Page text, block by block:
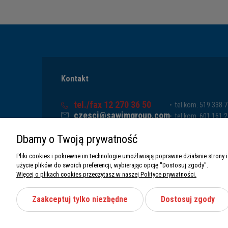
Kontakt
tel./fax 12 270 36 50
czesci@sawimgroup.com
32-080 Zabierzów
NIP: 5130284470
REGON: 5246591010
tel.kom. 519 338
tel.kom. 601 161
Dbamy o Twoją prywatność
Pliki cookies i pokrewne im technologie umożliwiają poprawne działanie
użycie plików do swoich preferencji, wybierając opcję "Dostosuj zgody".
Więcej o plikach cookies przeczytasz w naszej Polityce prywatności.
Zaakceptuj tylko niezbędne Dostosuj zgody